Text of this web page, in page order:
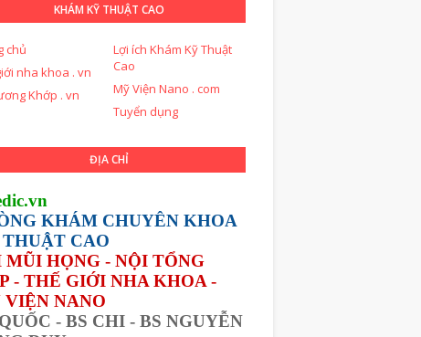
KHÁM KỸ THUẬT CAO
chủ
Lợi ích Khám Kỹ Thuật
Cao
nha khoa . vn
Mỹ Viện Nano . com
Khớp . vn
Tuyển dụng
ĐỊA CHỈ
KHÁM CHUYÊN KHOA
CAO
MŨI HỌNG - NỘI TỔNG
- THẾ GIỚI NHA KHOA -
VIỆN NANO
- BS CHI - BS NGUYỄN